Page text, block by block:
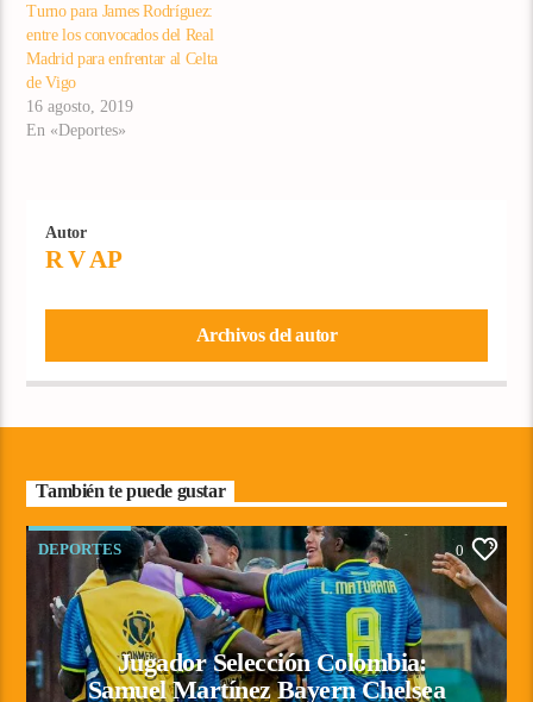
Turno para James Rodríguez:
entre los convocados del Real
Madrid para enfrentar al Celta
de Vigo
16 agosto, 2019
En «Deportes»
Autor
R V AP
Archivos del autor
También te puede gustar
DEPORTES 0
Jugador Selección Colombia:
Samuel Martínez Bayern Chelsea